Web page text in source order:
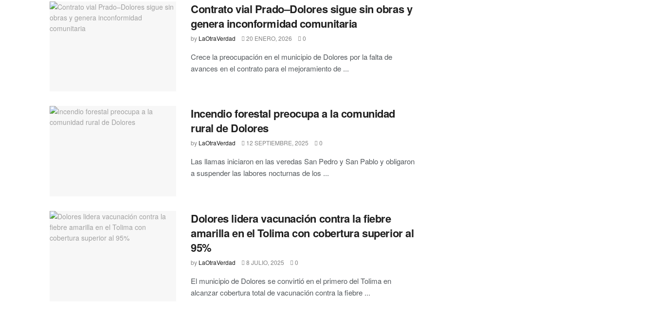
Contrato vial Prado–Dolores sigue sin obras y
genera inconformidad comunitaria
by LaOtraVerdad 20 ENERO, 2026 0
Crece la preocupación en el municipio de Dolores por la falta de
avances en el contrato para el mejoramiento de ...
Incendio forestal preocupa a la comunidad
rural de Dolores
by LaOtraVerdad 12 SEPTIEMBRE, 2025 0
Las llamas iniciaron en las veredas San Pedro y San Pablo y obligaron
a suspender las labores nocturnas de los ...
Dolores lidera vacunación contra la fiebre
amarilla en el Tolima con cobertura superior al
95%
by LaOtraVerdad 8 JULIO, 2025 0
El municipio de Dolores se convirtió en el primero del Tolima en
alcanzar cobertura total de vacunación contra la fiebre ...